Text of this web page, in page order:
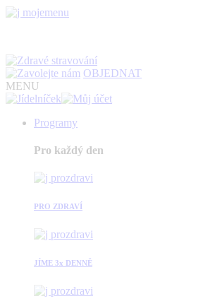
OBJEDNAT
MENU
Programy
Pro každý den
PRO ZDRAVÍ
JÍME 3x DENNĚ